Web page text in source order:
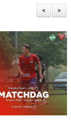
>
<